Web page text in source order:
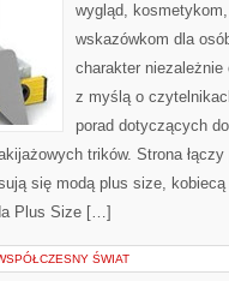
wygląd,
wskazówkom dla
charakter
z myślą o
porad dotyczących
trików. Strona
się modą plus size,
Plus Size […]
ŚWIAT